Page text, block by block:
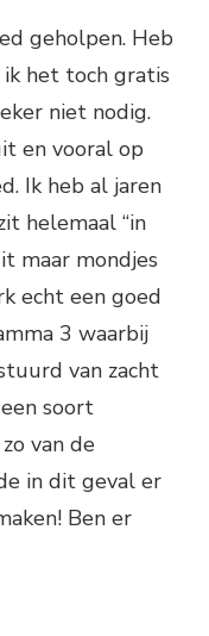
geholpen. Heb
het toch gratis
niet nodig.
en vooral op
Ik heb al jaren
helemaal “in
maar mondjes
echt een goed
3 waarbij
van zacht
soort
van de
in dit geval er
Ben er